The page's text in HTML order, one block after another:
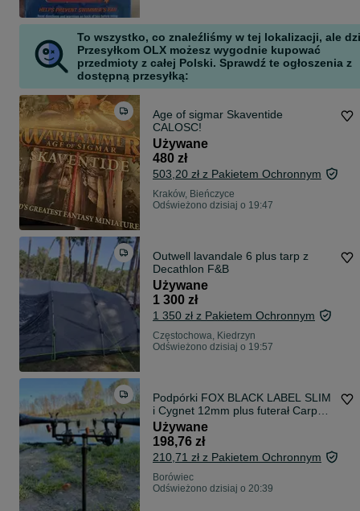
To wszystko, co znaleźliśmy w tej lokalizacji, ale
Przesyłkom OLX możesz wygodnie kupować
przedmioty z całej Polski. Sprawdź te ogłoszenia z
dostępną przesyłką:
Age of sigmar Skaventide
CALOSC!
Używane
480 zł
503,20 zł z Pakietem Ochronnym
Kraków, Bieńczyce
Odświeżono dzisiaj o 19:47
Outwell lavandale 6 plus tarp z
Decathlon F&B
Używane
1 300 zł
1 350 zł z Pakietem Ochronnym
Częstochowa, Kiedrzyn
Odświeżono dzisiaj o 19:57
Podpórki FOX BLACK LABEL SLIM
i Cygnet 12mm plus futerał Carp
Spirit XL
Używane
198,76 zł
210,71 zł z Pakietem Ochronnym
Borówiec
Odświeżono dzisiaj o 20:39